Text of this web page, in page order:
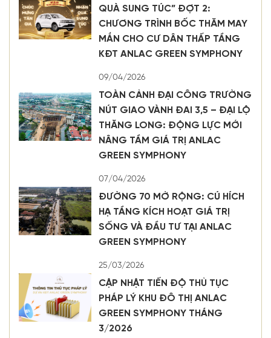
QUÀ SUNG TÚC” ĐỢT 2:
CHƯƠNG TRÌNH BỐC THĂM MAY
MẮN CHO CƯ DÂN THẤP TẦNG
KĐT ANLAC GREEN SYMPHONY
09/04/2026
TOÀN CẢNH ĐẠI CÔNG TRƯỜNG
NÚT GIAO VÀNH ĐAI 3,5 – ĐẠI LỘ
THĂNG LONG: ĐỘNG LỰC MỚI
NÂNG TẦM GIÁ TRỊ ANLAC
GREEN SYMPHONY
07/04/2026
ĐƯỜNG 70 MỞ RỘNG: CÚ HÍCH
HẠ TẦNG KÍCH HOẠT GIÁ TRỊ
SỐNG VÀ ĐẦU TƯ TẠI ANLAC
GREEN SYMPHONY
25/03/2026
CẬP NHẬT TIẾN ĐỘ THỦ TỤC
PHÁP LÝ KHU ĐÔ THỊ ANLAC
GREEN SYMPHONY THÁNG
3/2026